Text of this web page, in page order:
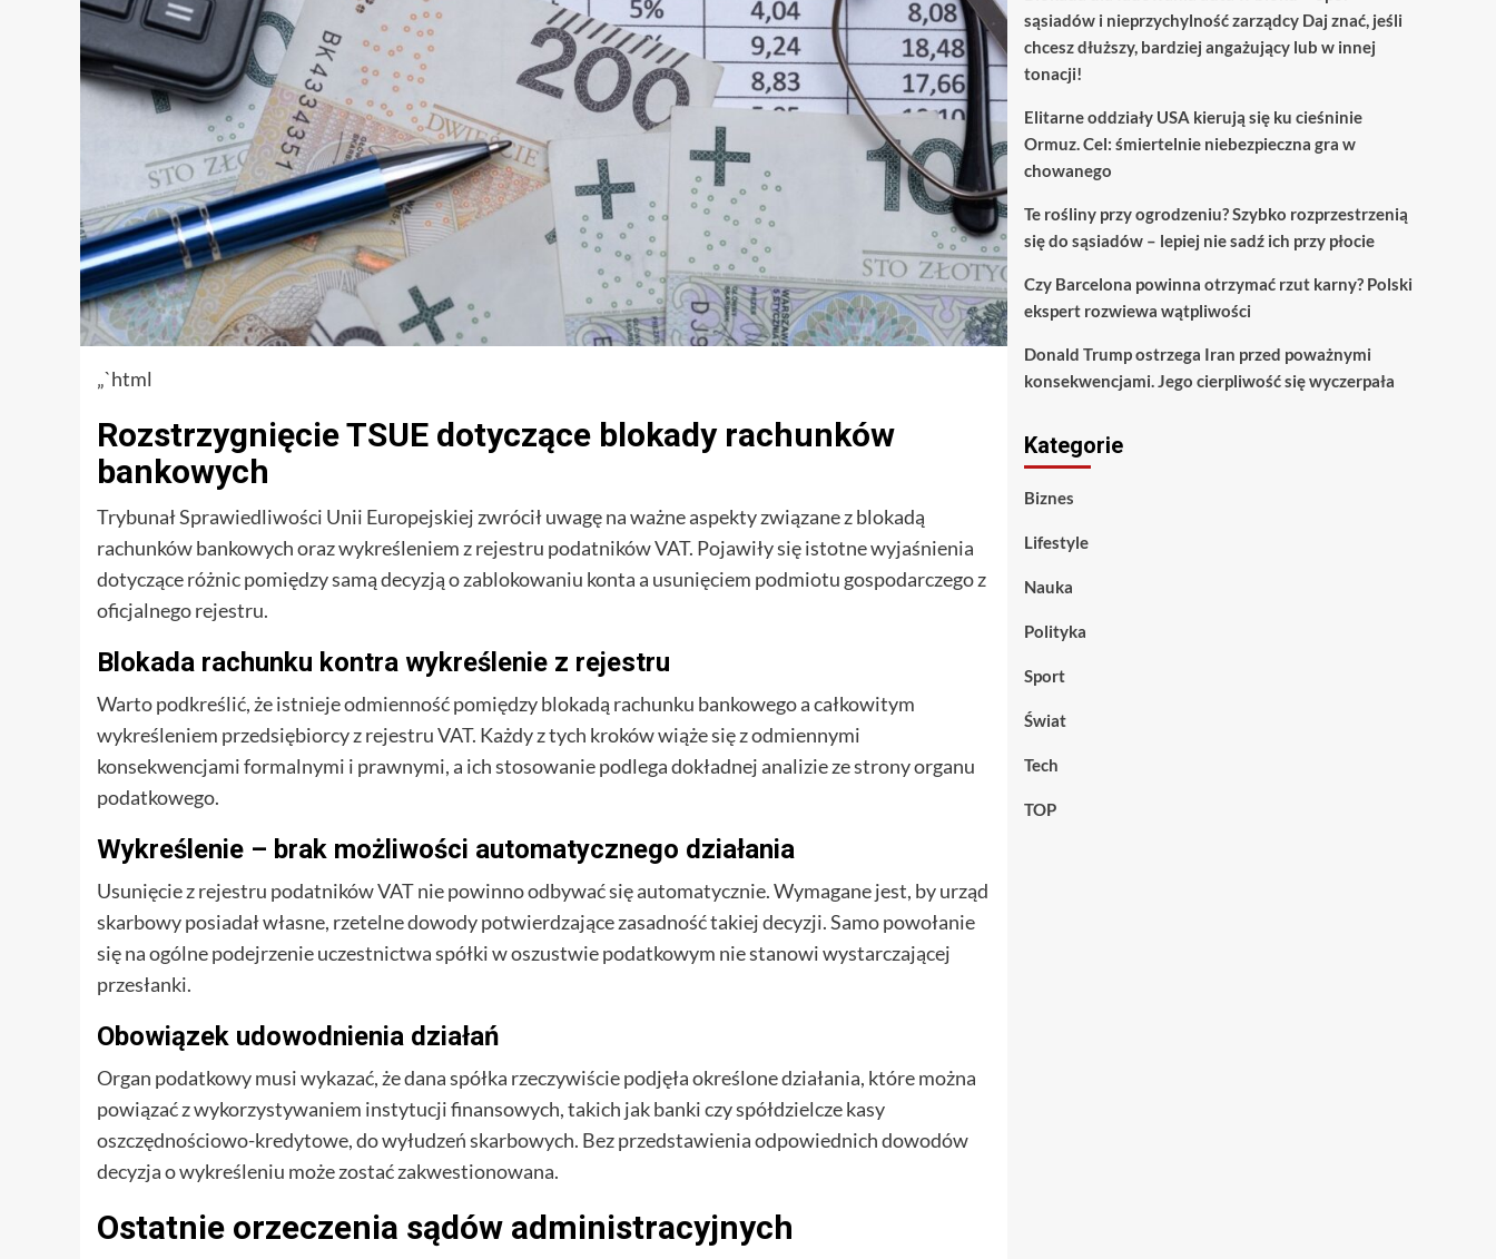
„`html
Rozstrzygnięcie TSUE dotyczące blokady rachunków
bankowych
Trybunał Sprawiedliwości Unii Europejskiej zwrócił uwagę na ważne aspekty związane z blokadą
rachunków bankowych oraz wykreśleniem z rejestru podatników VAT. Pojawiły się istotne wyjaśnienia
dotyczące różnic pomiędzy samą decyzją o zablokowaniu konta a usunięciem podmiotu gospodarczego z
oficjalnego rejestru.
Blokada rachunku kontra wykreślenie z rejestru
Warto podkreślić, że istnieje odmienność pomiędzy blokadą rachunku bankowego a całkowitym
wykreśleniem przedsiębiorcy z rejestru VAT. Każdy z tych kroków wiąże się z odmiennymi
konsekwencjami formalnymi i prawnymi, a ich stosowanie podlega dokładnej analizie ze strony organu
podatkowego.
Wykreślenie – brak możliwości automatycznego działania
Usunięcie z rejestru podatników VAT nie powinno odbywać się automatycznie. Wymagane jest, by urząd
skarbowy posiadał własne, rzetelne dowody potwierdzające zasadność takiej decyzji. Samo powołanie
się na ogólne podejrzenie uczestnictwa spółki w oszustwie podatkowym nie stanowi wystarczającej
przesłanki.
Obowiązek udowodnienia działań
Organ podatkowy musi wykazać, że dana spółka rzeczywiście podjęła określone działania, które można
powiązać z wykorzystywaniem instytucji finansowych, takich jak banki czy spółdzielcze kasy
oszczędnościowo-kredytowe, do wyłudzeń skarbowych. Bez przedstawienia odpowiednich dowodów
decyzja o wykreśleniu może zostać zakwestionowana.
Ostatnie orzeczenia sądów administracyjnych
sąsiadów i nieprzychylność zarządcy Daj znać, jeśli
chcesz dłuższy, bardziej angażujący lub w innej
tonacji!
Elitarne oddziały USA kierują się ku cieśninie
Ormuz. Cel: śmiertelnie niebezpieczna gra w
chowanego
Te rośliny przy ogrodzeniu? Szybko rozprzestrzenią
się do sąsiadów – lepiej nie sadź ich przy płocie
Czy Barcelona powinna otrzymać rzut karny? Polski
ekspert rozwiewa wątpliwości
Donald Trump ostrzega Iran przed poważnymi
konsekwencjami. Jego cierpliwość się wyczerpała
Kategorie
Biznes
Lifestyle
Nauka
Polityka
Sport
Świat
Tech
TOP